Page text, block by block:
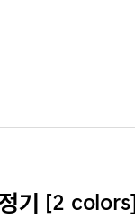
기 [2